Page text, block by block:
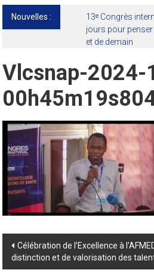
Nouvelles :
13ᵉ Congrès
jours pour penser
et de demain
Vlcsnap-2024-
Post
navigation
Célébration de l’Excellence à
distinction et de valorisation des